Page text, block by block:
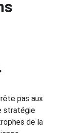
pas aux
stratégie
de la